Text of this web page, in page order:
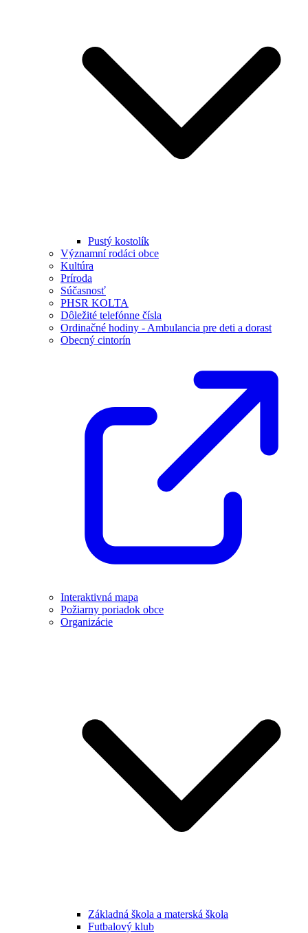
Pustý kostolík
Významní rodáci obce
Kultúra
Príroda
Súčasnosť
PHSR KOLTA
Dôležité telefónne čísla
Ordinačné hodiny - Ambulancia pre deti a dorast
Obecný cintorín
Interaktivná mapa
Požiarny poriadok obce
Organizácie
Základná škola a materská škola
Futbalový klub